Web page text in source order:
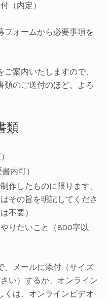
（内定）
フォームから必要事項を
案内いたしますので、
類のご送付のほど、よろ
類
内可）
作したものに限ります。
その旨を明記してくださ
不要）
りたいこと（800字以
、メールに添付（サイズ
い）するか、オンライン
くは、オンラインビデオ